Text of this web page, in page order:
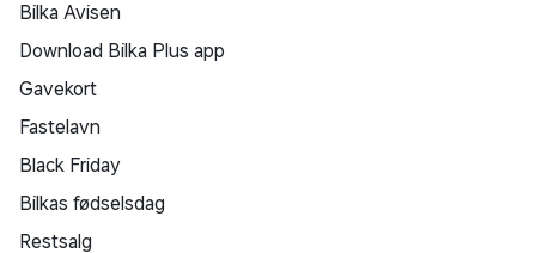
Bilka Avisen
Download Bilka Plus app
Gavekort
Fastelavn
Black Friday
Bilkas fødselsdag
Restsalg